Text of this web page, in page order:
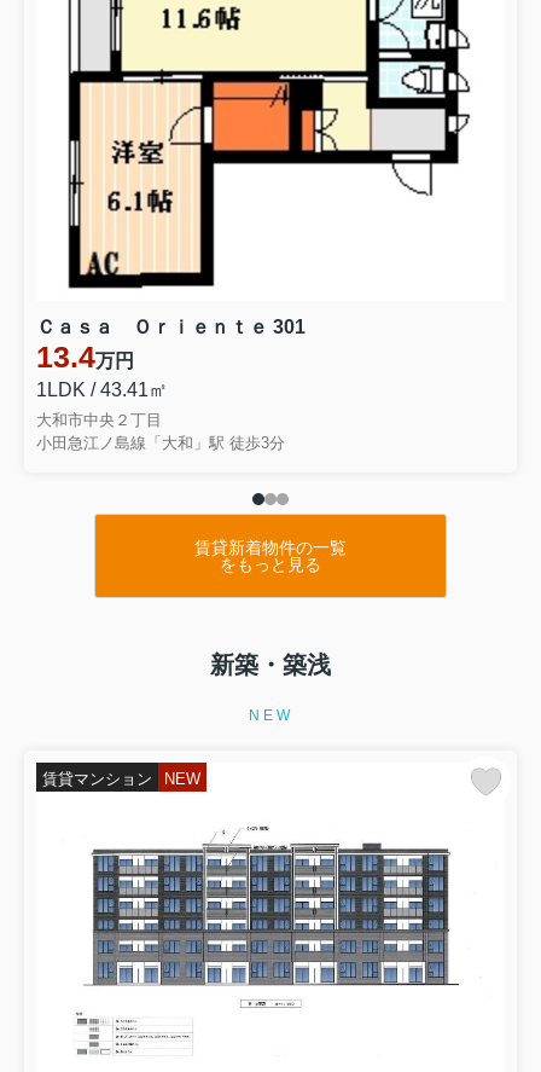
Ｃａｓａ Ｏｒｉｅｎｔｅ 301
13.4万円
1LDK / 43.41㎡
大和市中央２丁目
小田急江ノ島線「大和」駅 徒歩3分
賃貸新着物件の一覧
をもっと見る
新築・築浅
NEW
賃貸マンション NEW